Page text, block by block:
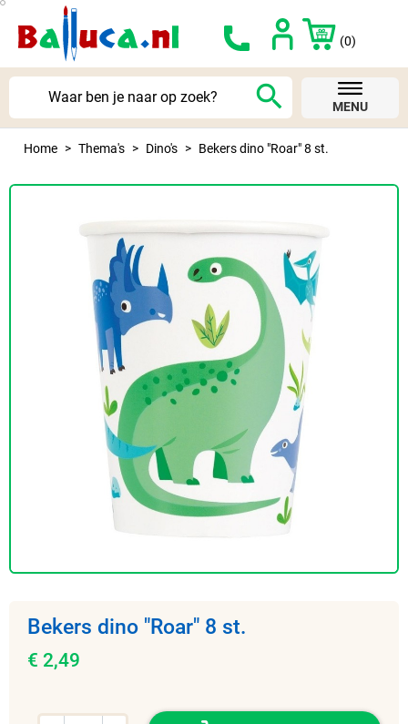
(0)
search MENU
Home Thema's Dino's Bekers dino "Roar" 8 st.
Bekers dino "Roar" 8 st.
€ 2,49